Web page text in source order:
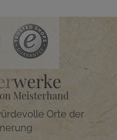
werke
Meisterhand
Orte der